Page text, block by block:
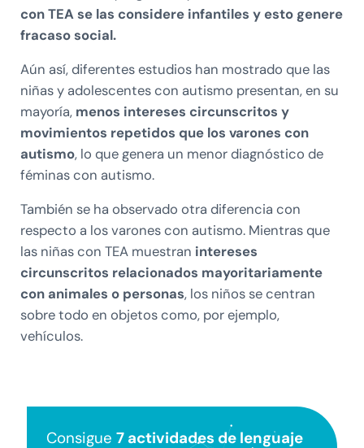
con TEA se las considere infantiles y esto genere
fracaso social.
Aún así, diferentes estudios han mostrado que las
niñas y adolescentes con autismo presentan, en su
mayoría, menos intereses circunscritos y
movimientos repetidos que los varones con
autismo, lo que genera un menor diagnóstico de
féminas con autismo.
También se ha observado otra diferencia con
respecto a los varones con autismo. Mientras que
las niñas con TEA muestran intereses
circunscritos relacionados mayoritariamente
con animales o personas, los niños se centran
sobre todo en objetos como, por ejemplo,
vehículos.
Consigue 7 actividades de lenguaje